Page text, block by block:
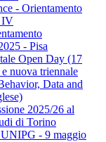
- Orientamento
IV
- Pisa
Open Day (17
nuova triennale
Data and
2025/26 al
di Torino
- 9 maggio